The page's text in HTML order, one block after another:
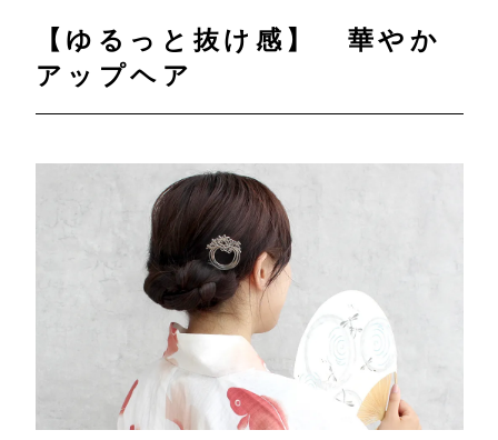
【ゆるっと抜け感】 華やか
アップヘア